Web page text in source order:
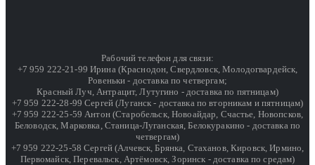
Рабочий телефон для связи:
+7 959 222-21-99 Ирина (Краснодон, Свердловск, Молодогвардейск,
Ровеньки - доставка по четвергам;
Красный Луч, Антрацит, Лутугино - доставка по пятницам)
+7 959 222-28-99 Сергей (Луганск - доставка по вторникам и пятницам)
+7 959 222-25-59 Антон (Старобельск, Новоайдар, Счастье, Новопсков,
Беловодск, Марковка, Станица-Луганская, Белокуракино - доставка по
четвергам)
+7 959 222-25-58 Сергей (Алчевск, Брянка, Стаханов, Кировск, Ирмино,
Первомайск, Перевальск, Артёмовск, Зоринск - доставка по средам)